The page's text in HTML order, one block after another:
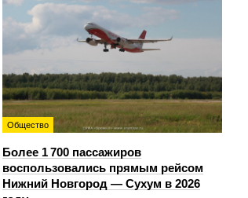
Общество
Более 1 700 пассажиров
воспользовались прямым рейсом
Нижний Новгород — Сухум в 2026